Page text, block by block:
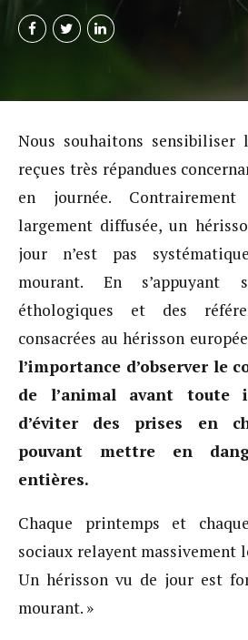
Nous souhaitons sensibiliser
reçues très répandues
en journée.
largement diffusée, un
jour n’est pas
mourant. En s’appuyant
éthologiques et des
consacrées au hérisson
l’importance d’observer le
de l’animal avant toute
d’éviter des prises en
pouvant mettre en
entières.
Chaque printemps et
sociaux relayent massivement
Un hérisson vu de jour est
mourant. »